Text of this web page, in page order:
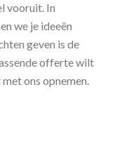
vooruit. In
we je ideeën
geven is de
offerte wilt
ons opnemen.